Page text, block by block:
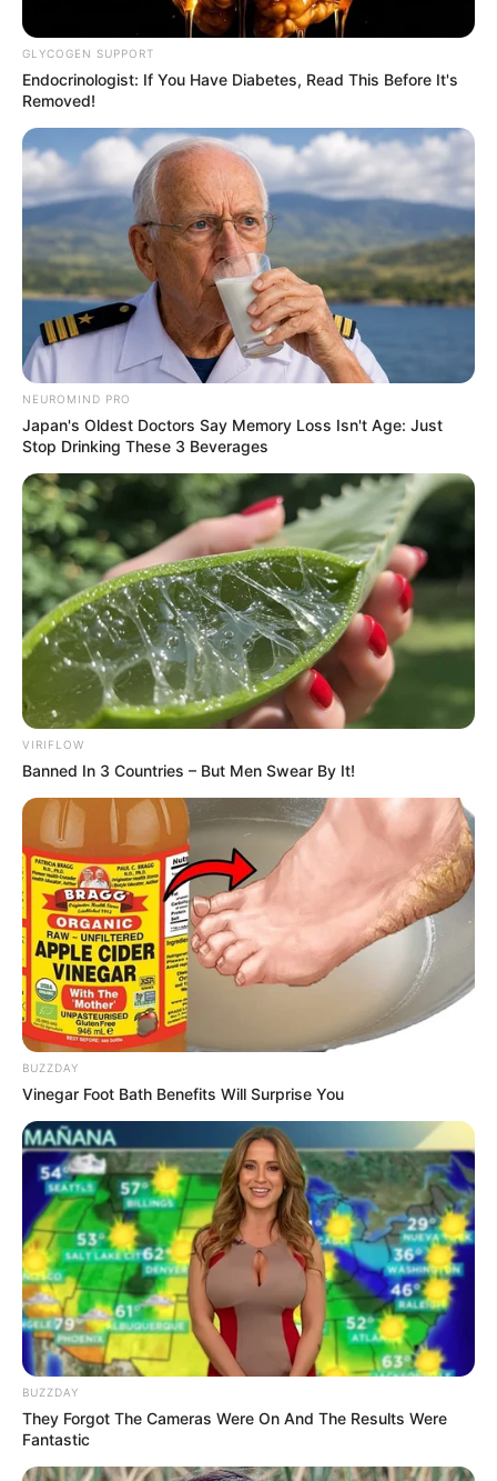
LIHAT ARTIKEL LAINNYA
Rossa Wendy Wilson
Anggika Bolsterli Chelsey Frank
Bibie Julius Tania Ayu Siregar
GLYCOGEN SUPPORT
Endocrinologist: If You Have Diabetes, Read This Before It's
Removed!
NEUROMIND PRO
Japan's Oldest Doctors Say Memory Loss Isn't Age: Just
Stop Drinking These 3 Beverages
VIRIFLOW
Banned In 3 Countries – But Men Swear By It!
BUZZDAY
Vinegar Foot Bath Benefits Will Surprise You
BUZZDAY
They Forgot The Cameras Were On And The Results Were
Fantastic